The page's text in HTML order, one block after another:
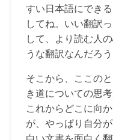
すい日本語にでき
してね。いい翻訳
して、より読む人
うな翻訳なんだろ
そこから、ここの
き道についての思
これからどこに向
が、やっぱり自分